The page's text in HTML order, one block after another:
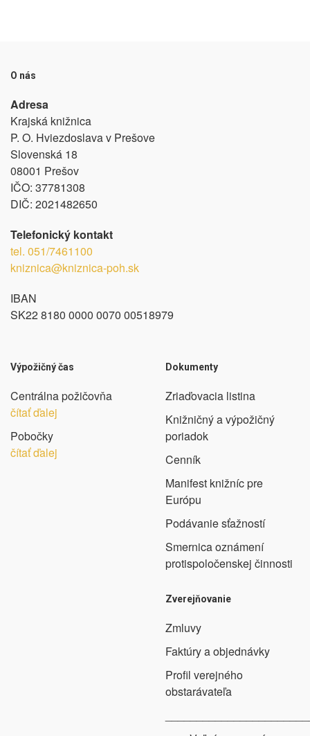
O nás
Adresa
Krajská knižnica
P. O. Hviezdoslava v Prešove
Slovenská 18
08001 Prešov
IČO: 37781308
DIČ: 2021482650
Telefonický kontakt
tel. 051/7461100
kniznica@kniznica-poh.sk
IBAN
SK22 8180 0000 0070 00518979
Výpožičný čas
Centrálna požičovňa
čítať ďalej
Pobočky
čítať ďalej
Dokumenty
Zriaďovacia listina
Knižničný a výpožičný
poriadok
Cenník
Manifest knižníc pre
Európu
Podávanie sťažností
Smernica oznámení
protispoločenskej činnosti
Zverejňovanie
Zmluvy
Faktúry a objednávky
Profil verejného
obstarávateľa